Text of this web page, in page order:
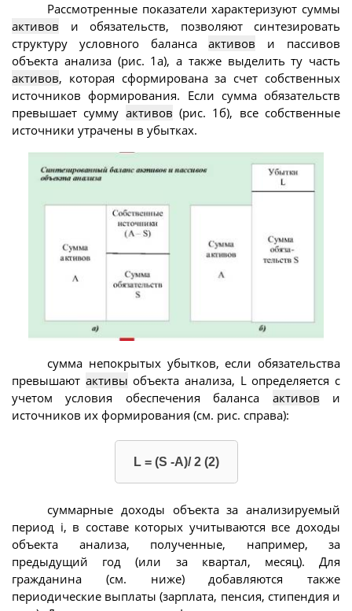
Рассмотренные показатели характеризуют суммы
активов и обязательств, позволяют синтезировать
структуру условного балансаактивов и пассивов
объекта анализа (рис. 1а), а также выделить ту часть
активов, которая сформирована за счет собственных
источников формирования. Если сумма обязательств
превышает сумму активов (рис. 1б), все собственные
источники утрачены в убытках.
сумма непокрытых убытков, если обязательства
превышают активы объекта анализа, L определяется с
учетом условия обеспечения баланса активов и
источников их формирования (см. рис. справа):
L = (S -А)/ 2 (2)
суммарные доходы объекта за анализируемый
период i, в составе которых учитываются все доходы
объекта анализа, полученные, например, за
предыдущий год (или за квартал, месяц). Для
гражданина (см. ниже) добавляются также
периодические выплаты (зарплата, пенсия, стипендия и